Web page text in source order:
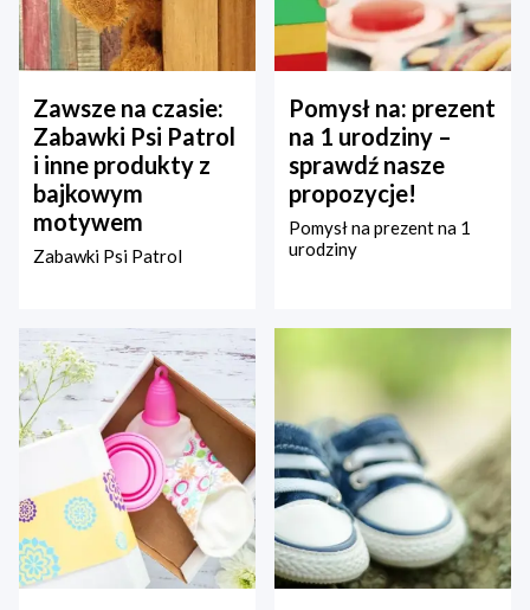
Zawsze na czasie:
Zabawki Psi Patrol
i inne produkty z
bajkowym
motywem
Zabawki Psi Patrol
Pomysł na: prezent
na 1 urodziny –
sprawdź nasze
propozycje!
Pomysł na prezent na 1
urodziny